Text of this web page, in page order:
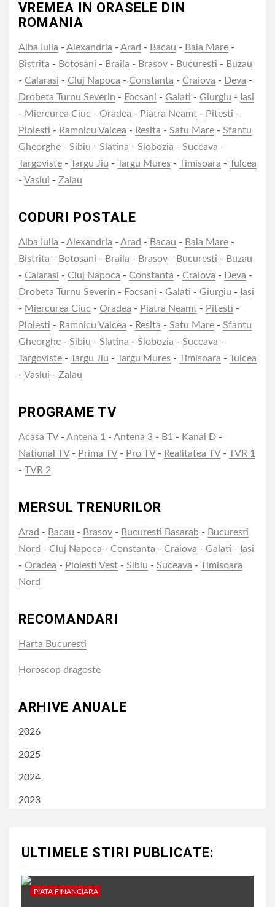
VREMEA IN ORASELE DIN
ROMANIA
Alba Iulia - Alexandria - Arad - Bacau - Baia Mare -
Bistrita - Botosani - Braila - Brasov - Bucuresti - Buzau
- Calarasi - Cluj Napoca - Constanta - Craiova - Deva -
Drobeta Turnu Severin - Focsani - Galati - Giurgiu - Iasi
- Miercurea Ciuc - Oradea - Piatra Neamt - Pitesti -
Ploiesti - Ramnicu Valcea - Resita - Satu Mare - Sfantu
Gheorghe - Sibiu - Slatina - Slobozia - Suceava -
Targoviste - Targu Jiu - Targu Mures - Timisoara - Tulcea
- Vaslui - Zalau
CODURI POSTALE
Alba Iulia - Alexandria - Arad - Bacau - Baia Mare -
Bistrita - Botosani - Braila - Brasov - Bucuresti - Buzau
- Calarasi - Cluj Napoca - Constanta - Craiova - Deva -
Drobeta Turnu Severin - Focsani - Galati - Giurgiu - Iasi
- Miercurea Ciuc - Oradea - Piatra Neamt - Pitesti -
Ploiesti - Ramnicu Valcea - Resita - Satu Mare - Sfantu
Gheorghe - Sibiu - Slatina - Slobozia - Suceava -
Targoviste - Targu Jiu - Targu Mures - Timisoara - Tulcea
- Vaslui - Zalau
PROGRAME TV
Acasa TV- Antena 1 - Antena 3 - B1 - Kanal D -
National TV- Prima TV- Pro TV- Realitatea TV- TVR 1
- TVR 2
MERSUL TRENURILOR
Arad - Bacau - Brasov - Bucuresti Basarab - Bucuresti
Nord - Cluj Napoca - Constanta - Craiova - Galati - Iasi
- Oradea - Ploiesti Vest - Sibiu - Suceava - Timisoara
Nord
RECOMANDARI
Harta Bucuresti
Horoscop dragoste
ARHIVE ANUALE
2026
2025
2024
2023
ULTIMELE STIRI PUBLICATE:
PIATA FINANCIARA